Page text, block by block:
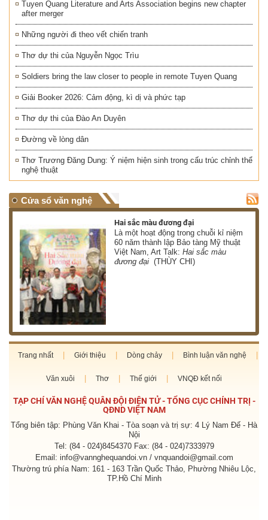
Tuyen Quang Literature and Arts Association begins new chapter
after merger
Những người đi theo vết chiến tranh
Thơ dự thi của Nguyễn Ngọc Trìu
Soldiers bring the law closer to people in remote Tuyen Quang
Giải Booker 2026: Cảm động, kì dị và phức tạp
Thơ dự thi của Đào An Duyên
Đường về lòng dân
Thơ Trương Đăng Dung: Ý niệm hiện sinh trong cấu trúc chỉnh thể
nghệ thuật
Cửa sổ văn nghệ
Hai sắc màu đương đại
Là một hoạt động trong chuỗi kỉ niệm
60 năm thành lập Bảo tàng Mỹ thuật
Việt Nam, Art Talk:Hai sắc màu
đương đại (THÙY CHI)
Trang nhất Giới thiệu Dòng chảy Bình luận văn nghệ
Văn xuôi Thơ Thế giới VNQĐ kết nối
TẠP CHÍ VĂN NGHỆ QUÂN ĐỘI ĐIỆN TỬ - TỔNG CỤC CHÍNH TRỊ -
QĐND VIỆT NAM
Tổng biên tập: Phùng Văn Khai - Tòa soạn và trị sự: 4 Lý Nam Đế - Hà
Nội
Tel: (84 - 024)8454370 Fax: (84 - 024)7333979
Email: info@vannghequandoi.vn / vnquandoi@gmail.com
Thường trú phía Nam: 161 - 163 Trần Quốc Thảo, Phường Nhiêu Lộc,
TP.Hồ Chí Minh